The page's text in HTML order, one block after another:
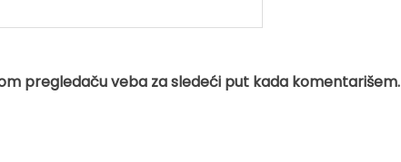
pregledaču veba za sledeći put kada komentarišem.